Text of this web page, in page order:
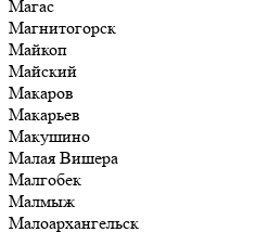
Магас
Магнитогорск
Майкоп
Майский
Макаров
Макарьев
Макушино
Малая Вишера
Малгобек
Малмыж
Малоархангельск